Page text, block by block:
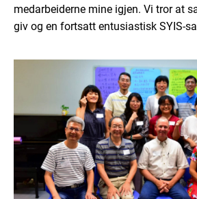
medarbeiderne mine igjen. Vi tror at
giv og en fortsatt entusiastisk SYIS-